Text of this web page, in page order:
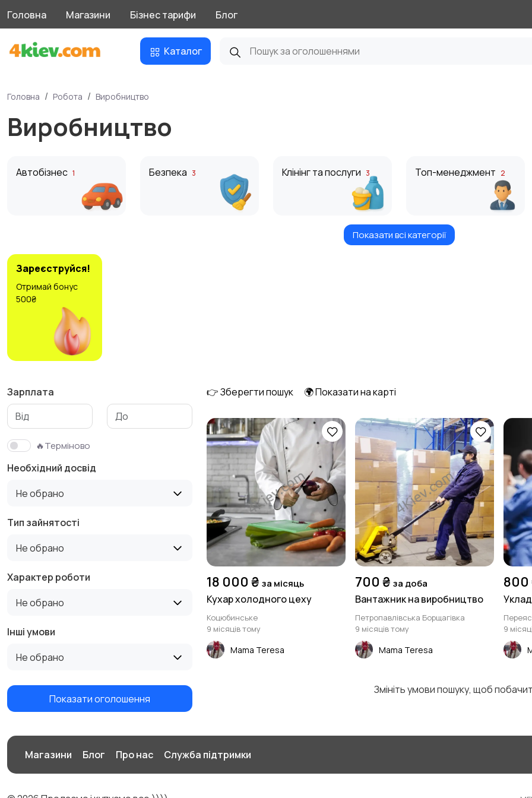
Головна Магазини Бізнес тарифи Блог
Каталог
Головна Робота Виробництво
Виробництво
Автобізнес 1 Безпека 3 Клінінг та послуги 3 Топ-менеджмент 2
2
Мистецтво та
Медицина 3
господарство 2
Туризм і готелі 3
Управління
персоналом
Фінанси 4
Показати всі категорії
Зареєструйся!
Отримай бонус
500₴
Зарплата
🔥Терміново
Необхідний досвід
Не обрано
Тип зайнятості
Не обрано
Характер роботи
Не обрано
Інші умови
Не обрано
Показати оголошення
👉 Зберегти пошук 🌍 Показати на карті
18 000 ₴ за місяць
Кухар холодного цеху
Коцюбинське
9 місяців тому
Mama Teresa
700 ₴ за доба
Вантажник на виробництво
Петропавлівська Борщагівка
9 місяців тому
Mama Teresa
800
9
Змініть умови пошуку, щоб
Магазини Блог Про нас Служба підтримки